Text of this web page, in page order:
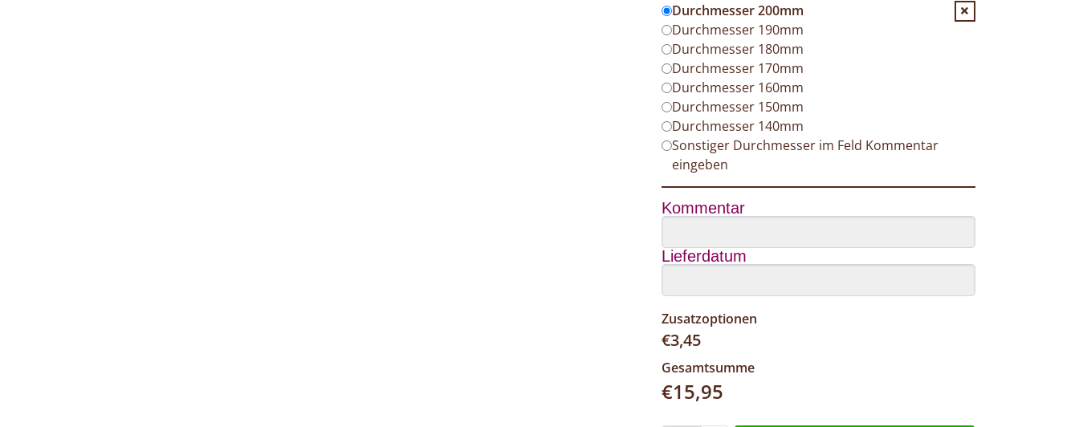
Durchmesser 200mm
Durchmesser 190mm
Durchmesser 180mm
Durchmesser 170mm
Durchmesser 160mm
Durchmesser 150mm
Durchmesser 140mm
Sonstiger Durchmesser im Feld Kommentar
eingeben
Kommentar
Lieferdatum
Zusatzoptionen
€3,45
Gesamtsumme
€15,95